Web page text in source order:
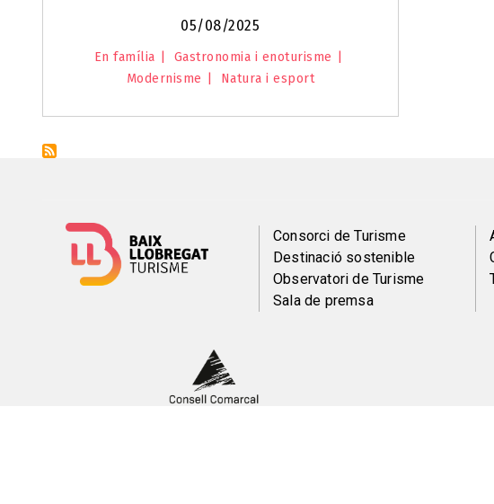
05/08/2025
En família
Gastronomia i enoturisme
Modernisme
Natura i esport
Menú
del
Consorci de Turisme
Destinació sostenible
Observatori de Turisme
Sala de premsa